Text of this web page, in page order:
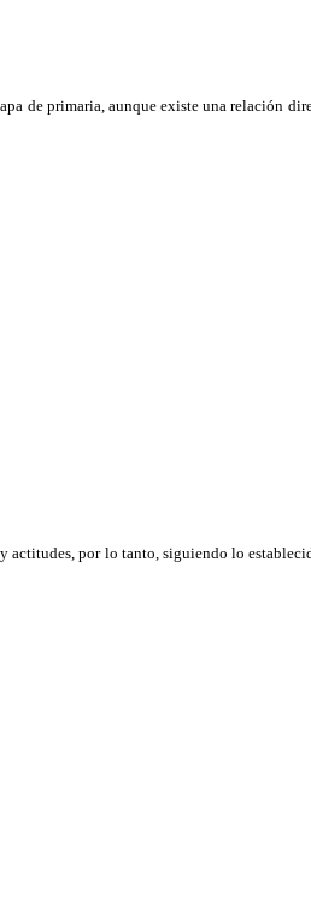
de primaria, aunque existe una relación
por lo tanto, siguiendo lo